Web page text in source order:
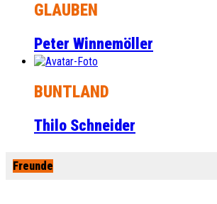
GLAUBEN
Peter Winnemöller
BUNTLAND
Thilo Schneider
Freunde